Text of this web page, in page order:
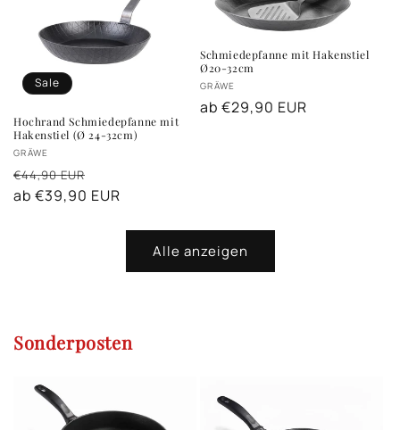
Sale
Hochrand Schmiedepfanne mit
Hakenstiel (Ø 24-32cm)
Anbieter:
GRÄWE
Normaler
Preis
€44,90 EUR
ab €39,90 EUR
Schmiedepfanne mit Hakenstiel
Ø20-32cm
Anbieter:
GRÄWE
Normaler
ab €29,90 EUR
Alle anzeigen
Sonderposten